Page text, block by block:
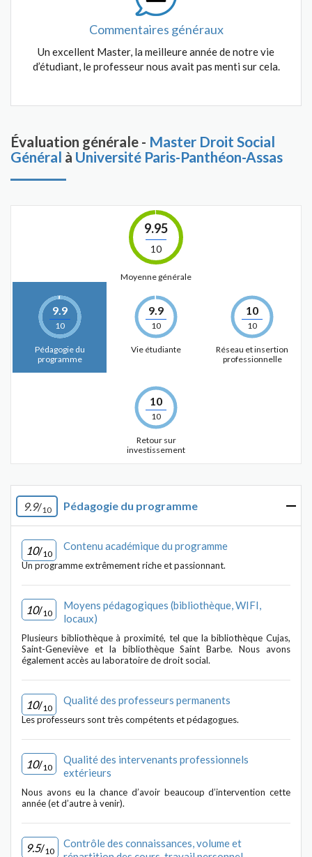
Commentaires généraux
Un excellent Master, la meilleure année de notre vie
d’étudiant, le professeur nous avait pas menti sur cela.
Évaluation générale - Master Droit Social
Général à Université Paris-Panthéon-Assas
9.95
10
Moyenne générale
9.9
10
Pédagogie du
programme
9.9
10
Vie étudiante
10
10
Réseau et insertion
professionnelle
10
10
Retour sur
investissement
9.9/10 Pédagogie du programme
10/10
Contenu académique du programme
Un programme extrêmement riche et passionnant.
10/10
Moyens pédagogiques (bibliothèque, WIFI,
locaux)
Plusieurs bibliothèque à proximité, tel que la bibliothèque Cujas,
Saint-Geneviève et la bibliothèque Saint Barbe. Nous avons
également accès au laboratoire de droit social.
10/10
Qualité des professeurs permanents
Les professeurs sont très compétents et pédagogues.
10/10
Qualité des intervenants professionnels
extérieurs
Nous avons eu la chance d’avoir beaucoup d’intervention cette
année (et d’autre à venir).
9.5/10
Contrôle des connaissances, volume et